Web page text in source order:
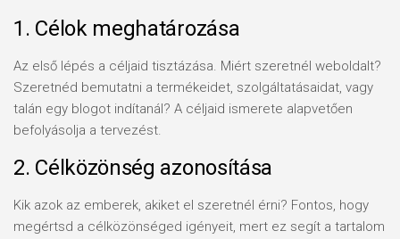
1. Célok meghatározása
Az első lépés a céljaid tisztázása. Miért szeretnél weboldalt?
Szeretnéd bemutatni a termékeidet, szolgáltatásaidat, vagy
talán egy blogot indítanál? A céljaid ismerete alapvetően
befolyásolja a tervezést.
2. Célközönség azonosítása
Kik azok az emberek, akiket el szeretnél érni? Fontos, hogy
megértsd a célközönséged igényeit, mert ez segít a tartalom